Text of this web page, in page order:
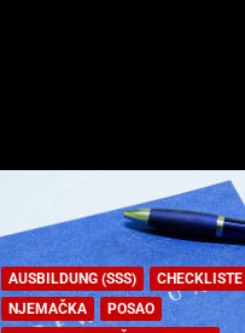
AUSBILDUNG (SSS)
CHECKLISTE
NJEMAČKA
POSAO